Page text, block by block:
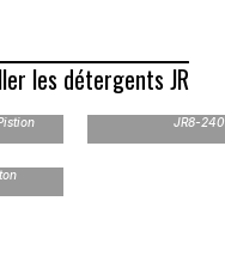
les détergents JR
JR8-240